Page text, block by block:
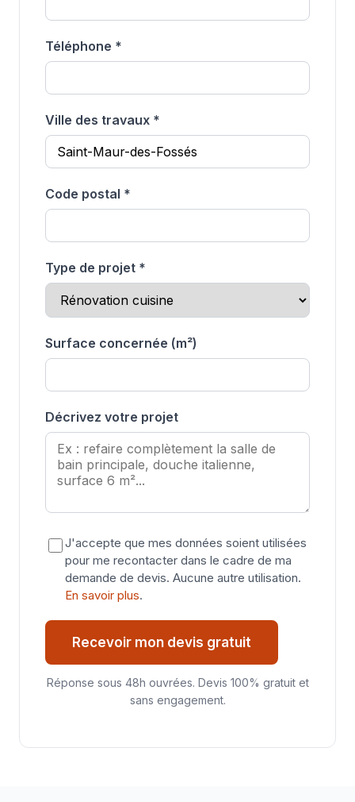
Téléphone *
Ville des travaux *
Code postal *
Type de projet *
Surface concernée (m²)
Décrivez votre projet
J'accepte que mes données soient utilisées
pour me recontacter dans le cadre de ma
demande de devis. Aucune autre utilisation.
En savoir plus.
Recevoir mon devis gratuit
Réponse sous 48h ouvrées. Devis 100% gratuit et
sans engagement.